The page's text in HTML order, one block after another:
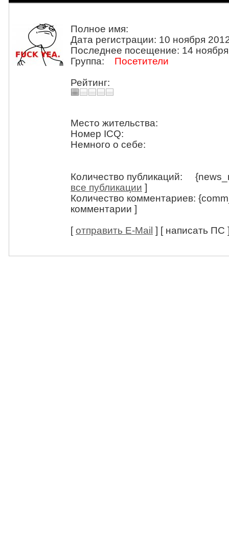
Полное имя:
Дата регистрации: 10 ноября
Последнее посещение: 14
Группа: Посетители
Рейтинг:
Место жительства:
Номер ICQ:
Немного о себе:
Количество публикаций:
все публикации ]
Количество комментариев:
комментарии ]
[отправить E-Mail ] [ написать ПС